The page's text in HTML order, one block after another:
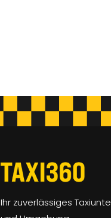
Ihr zuverlässiges